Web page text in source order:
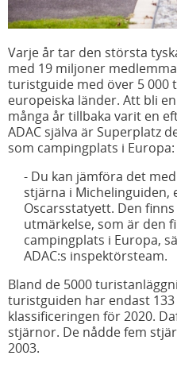
Varje år tar den största
med 19 miljoner
turistguide med över 5 000
europeiska länder. Att bli
många år tillbaka varit en
ADAC själva är Superplatz
som campingplats i Europa:
- Du kan jämföra det
stjärna i Michelinguiden,
Oscarsstatyett. Den
utmärkelse, som är den
campingplats i Europa,
ADAC:s inspektörsteam.
Bland de 5000
turistguiden har endast
klassificeringen för 2020.
stjärnor. De nådde fem
2003.